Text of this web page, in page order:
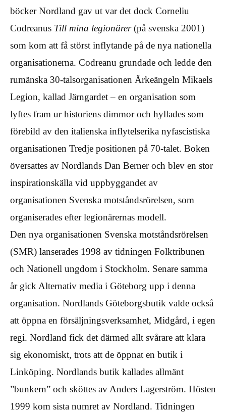
böcker Nordland gav ut var det dock Corneliu
Codreanus Till mina legionärer(på svenska 2001)
som kom att få störst inflytande på de nya nationella
organisationerna. Codreanu grundade och ledde den
rumänska 30-talsorganisationen Ärkeängeln Mikaels
Legion, kallad Järngardet – en organisation som
lyftes fram ur historiens dimmor och hyllades som
förebild av den italienska inflytelserika nyfascistiska
organisationen Tredje positionen på 70-talet. Boken
översattes av Nordlands Dan Berner och blev en stor
inspirationskälla vid uppbyggandet av
organisationen Svenska motståndsrörelsen, som
organiserades efter legionärernas modell.
Den nya organisationen Svenska motståndsrörelsen
(SMR) lanserades 1998 av tidningen Folktribunen
och Nationell ungdom i Stockholm. Senare samma
år gick Alternativ media i Göteborg upp i denna
organisation. Nordlands Göteborgsbutik valde också
att öppna en försäljningsverksamhet, Midgård, i egen
regi. Nordland fick det därmed allt svårare att klara
sig ekonomiskt, trots att de öppnat en butik i
Linköping. Nordlands butik kallades allmänt
”bunkern” och sköttes av Anders Lagerström. Hösten
1999 kom sista numret av Nordland. Tidningen